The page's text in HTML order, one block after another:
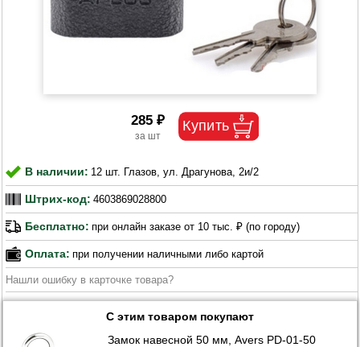
285 ₽
В наличии: 12 шт. Глазов, ул. Драгунова, 2и/2
Штрих-код: 4603869028800
Бесплатно: при онлайн заказе от 10 тыс. ₽ (по городу)
Оплата: при получении наличными либо картой
Нашли ошибку в карточке товара?
С этим товаром покупают
Замок навесной 50 мм, Avers PD-01-50